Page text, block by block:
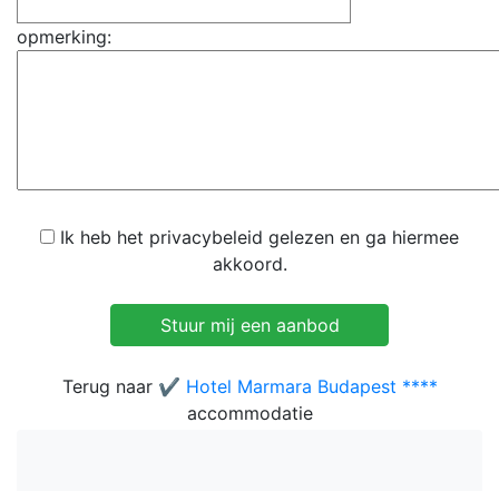
opmerking:
Ik heb het privacybeleid gelezen en ga hiermee
akkoord.
Terug naar ✔️ Hotel Marmara Budapest ****
accommodatie